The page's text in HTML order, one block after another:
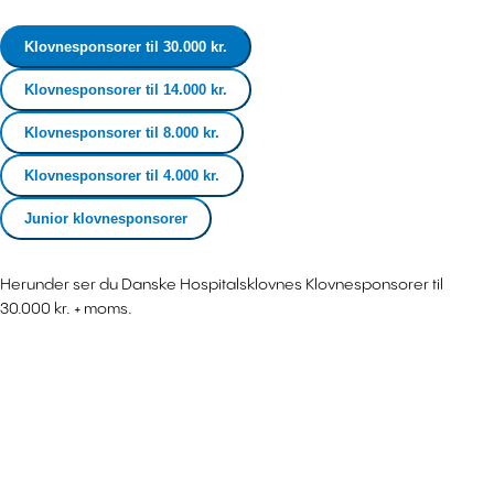
Klovnesponsorer til 30.000 kr.
Klovnesponsorer til 14.000 kr.
Klovnesponsorer til 8.000 kr.
Klovnesponsorer til 4.000 kr.
Junior klovnesponsorer
Herunder ser du Danske Hospitalsklovnes Klovnesponsorer til
30.000 kr. + moms.